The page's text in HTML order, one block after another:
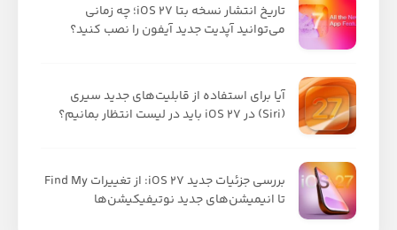
تاریخ انتشار نسخه بتا iOS 27؛ چه زمانی
می‌توانید آپدیت جدید آیفون را نصب کنید؟
آیا برای استفاده از قابلیت‌های جدید سیری
(Siri) در iOS 27 باید در لیست انتظار بمانیم؟
بررسی جزئیات جدید iOS 27: از تغییرات Find My
تا انیمیشن‌های جدید نوتیفیکیشن‌ها